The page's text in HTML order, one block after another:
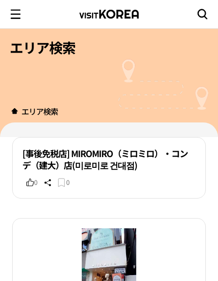
エリア検索
エリア検索
[事後免税店] MIROMIRO（ミロミロ）・コン
デ（建大）店(미로미로 건대점)
0 0